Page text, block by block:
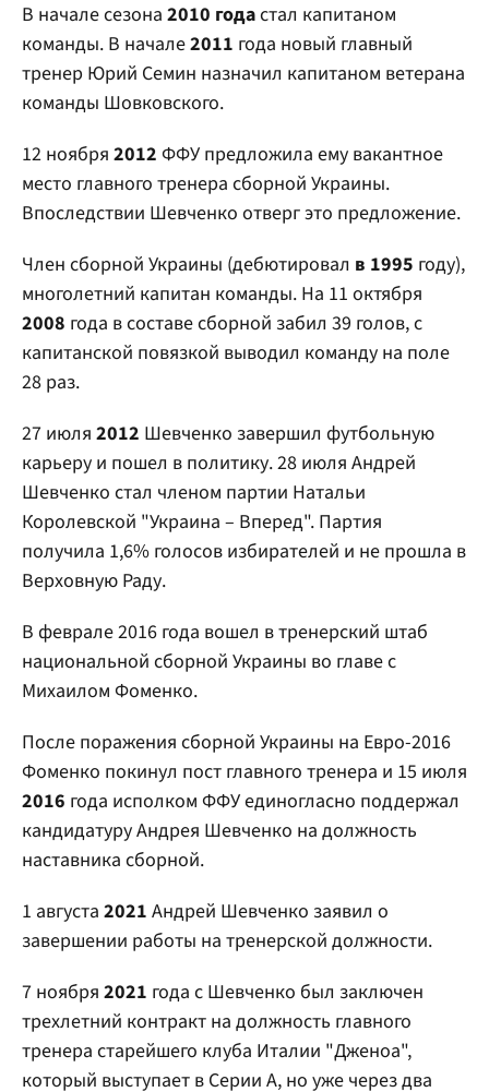
В начале сезона 2010 годастал капитаном
команды. В начале2011 года новый главный
тренер Юрий Семин назначил капитаном ветерана
команды Шовковского.
12 ноября 2012 ФФУ предложила ему вакантное
место главного тренера сборной Украины.
Впоследствии Шевченко отверг это предложение.
Член сборной Украины (дебютировал в 1995 году),
многолетний капитан команды. На 11 октября
2008 года в составе сборной забил 39 голов, с
капитанской повязкой выводил команду на поле
28 раз.
27 июля 2012 Шевченко завершил футбольную
карьеру и пошел в политику. 28 июля Андрей
Шевченко стал членом партии Натальи
Королевской "Украина – Вперед". Партия
получила 1,6% голосов избирателей и не прошла в
Верховную Раду.
В феврале 2016 года вошел в тренерский штаб
национальной сборной Украины во главе с
Михаилом Фоменко.
После поражения сборной Украины на Евро-2016
Фоменко покинул пост главного тренера и 15 июля
2016 года исполком ФФУ единогласно поддержал
кандидатуру Андрея Шевченко на должность
наставника сборной.
1 августа 2021 Андрей Шевченко заявил о
завершении работы на тренерской должности.
7 ноября 2021 года с Шевченко был заключен
трехлетний контракт на должность главного
тренера старейшего клуба Италии "Дженоа",
который выступает в Серии А, но уже через два